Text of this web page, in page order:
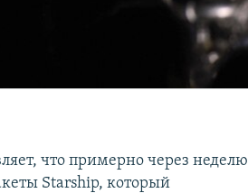
что примерно через неделю
Starship, который